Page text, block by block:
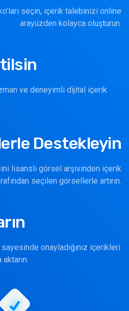
seçin, içerik talebinizi online
arayüzden kolayca oluşturun.
ve deneyimli dijital içerik
Destekleyin
lisanslı görsel arşivinden içerik
seçilen görsellerle artırın.
onayladığınız içerikleri